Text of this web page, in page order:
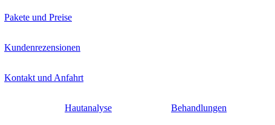
Pakete und Preise
Kundenrezensionen
Kontakt und Anfahrt
Hautanalyse Behandlungen